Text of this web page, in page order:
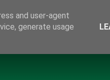
and user-agent
generate usage